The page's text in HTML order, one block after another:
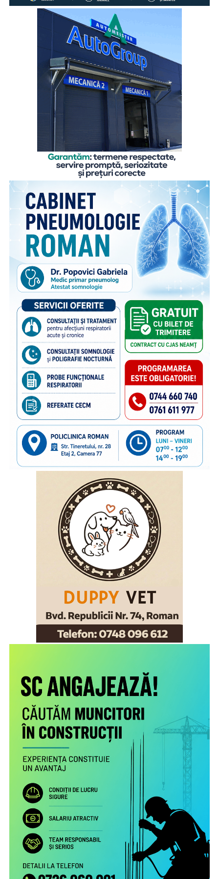
afectează semnificativ starea emoțională a copiilor, care
au stări de tristețe, un comportament agitat uneori și o
aparentă detașare, indiferență față de activitățile în care
se implică de obicei. Cei doi frați vin în fiecare zi la centrul
Salvați Copiii, unde beneficiază de o masă caldă zilnic,
rechizite, activități de consiliere pentru a gestiona absența
părinților, activități educative pentru a-și dezvolta
abilitățile școlare și activități recreative pentru a se relaxa
și a socializa cu alți copii. Participarea la activitățile
organizate în centrul de zi le oferă un mediu stabil și
familiar în care pot progresa, în ciuda absenței părinților.
De asemenea, centrul menține legătura cu părinții și
încurajează comunicarea regulată cu copilul. Totuși,
absența părinților rămâne un factor de risc major, fiind
necesară menținerea intervenției pe termen lung.
Dincolo de experiențele individuale, sondajul evidențiază
și modul în care copiii reușesc să mențină dialogul cu
părinții plecați la muncă în străinătate cu privire la
experiențele și dificultățile care țin de mediul educațional.
Comunicarea cu părinții rămâne esențială, inclusiv atunci
când este vorba despre dificultățile pe care copiii le
întâmpină la școală. Întrebați cât de des reușesc să
vorbească cu părinții despre lucrurile care îi supără sau îi
bucură în mediul școlar, 39% dintre copii au răspuns că fac
acest lucru zilnic, 27% de câteva ori pe săptămână, 12% o
dată pe săptămână, 17% mai rar, iar 4% preferă să discute
despre aceste aspecte cu altcineva.
„Cu toate că înțeleg rațional motivele care i-au determinat
pe părinți să plece în străinătate, pentru a le putea asigura
un trai decent, copiii rămași cel mai adesea în grija rudelor
din țară resimt absența părinților zi de zi, mai ales atunci
când au probleme, simt nevoia să fie sfătuiți sau să fie
sprijiniți emoțional. De aceea comunicarea cu părinții este
esențială, chiar și de la distanță, pentru că ea îi dă
copilului sentimentul de siguranță de care are atâta
nevoie”,explicăGabriela Alexandrescu, Președinte
Executiv Salvați Copiii România.
lansează activitățile din cadrul ediției 2026 a proiectului
„Sună-i zilnic! Conexiune dincolo de granițe”, finanțat de
Departamentul pentru Românii de Pretutindeni și adresat
părinților români care muncesc în străinătate. Proiectul
face parte din campania națională multianuală cu același
nume, care reunește, sub același concept, o serie de
inițiative menite să sprijine copiii rămași în țară și familiile
acestora. Pe lângă activitățile dedicate părinților din
diaspora, campania include acțiuni adresate persoanelor în
grija cărora rămân copiii, membrilor comunității și
specialiștilor din domeniile asistenței sociale și educației,
cu scopul de a susține bunăstarea emoțională a copiilor și
menținerea relației acestora cu părinții plecați la muncă în
străinătate. Campania se bucură de susținerea Autorității
Cluj-Napoca, Iași, Suceava.
“Poliția de Frontieră Română este alături de Organizația
Salvați Copiii în acest demers de informare și prevenire,
deoarece știm că, dincolo de frontiere, există și povești de
familie care au nevoie de sprijin. În anii de colaborare am
susținut împreună transmiterea unor mesaje importante
către părinții care pleacă la muncă în străinătate,
încurajându-i să păstreze o legătură permanentă cu copiii
rămași acasă și să acorde atenție nevoilor lor emoționale.
Vom continua acest parteneriat, convinși că informarea și
cooperarea dintre instituții și organizațiile cu experiență
pot contribui la protejarea interesului superior al copilului
și la sprijinirea familiilor aflate în această situație”
inspectorul general al Poliției de Frontieră
Române, chestor principal de poliție Cornel Laurian